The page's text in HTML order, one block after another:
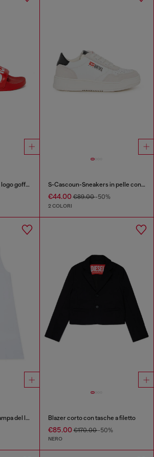
Sa-Bwbisqof-Slides con logo goffrato S-Cascoun-Sneakers in pelle con logo laterale
€44.00€89.00-50%
2 COLORI
Abito da spiaggia con stampa del logo Blazer corto con tasche a filetto
€85.00€170.00-50%
NERO